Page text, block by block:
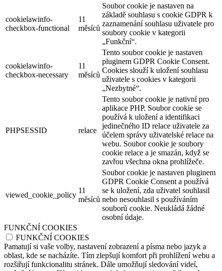
cookielawinfo-
checkbox-functional
11
měsíců
Soubor cookie je nastaven na
základě souhlasu s cookie GDPR k
zaznamenání souhlasu uživatele pro
soubory cookie v kategorii
„Funkční“.
cookielawinfo-
checkbox-necessary
11
měsíců
Tento soubor cookie je nastaven
pluginem GDPR Cookie Consent.
Cookies slouží k uložení souhlasu
uživatele s cookies v kategorii
„Nezbytné“.
PHPSESSID relace
Tento soubor cookie je nativní pro
aplikace PHP. Soubor cookie se
používá k uložení a identifikaci
jedinečného ID relace uživatele za
účelem správy uživatelské relace na
webu. Soubor cookie je soubory
cookie relace a je smazán, když se
zavřou všechna okna prohlížeče.
viewed_cookie_policy
11
měsíců
Soubor cookie je nastaven pluginem
GDPR Cookie Consent a používá
se k uložení, zda uživatel souhlasil
nebo nesouhlasil s používáním
souborů cookie. Neukládá žádné
osobní údaje.
FUNKČNÍ COOKIES
FUNKČNÍ COOKIES
Pamatují si vaše volby, nastavení zobrazení a písma nebo jazyk a
oblast, kde se nacházíte. Tím zlepšují komfort při prohlížení webu a
rozšiřují funkcionalitu stránek. Dále umožňují sledování videí,